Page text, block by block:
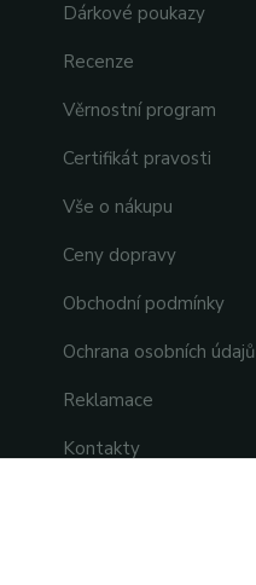
Dárkové poukazy
Recenze
Věrnostní program
Certifikát pravosti
Vše o nákupu
Ceny dopravy
Obchodní podmínky
Ochrana osobních údajů
Reklamace
Kontakty